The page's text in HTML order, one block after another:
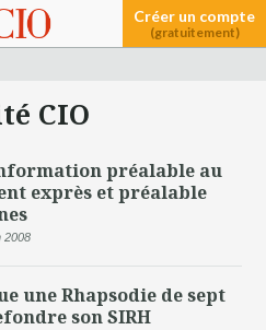
Créer un compte
(gratuitement)
CIO
préalable au
exprès et préalable
2008
une Rhapsodie de sept
son SIRH